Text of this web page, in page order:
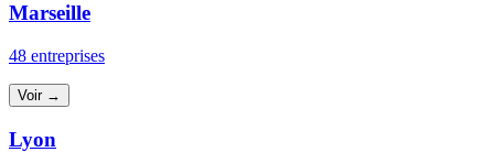
Marseille
48 entreprises
Voir →
Lyon